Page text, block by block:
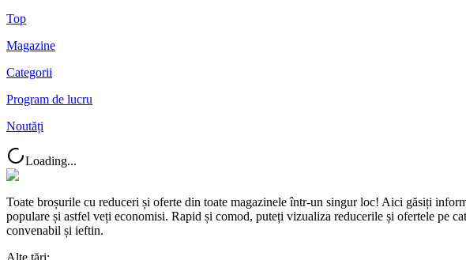
Top
Magazine
Categorii
Program de lucru
Noutăți
Loading...
Toate broșurile cu reduceri și oferte din toate magazinele într-un singur loc! Aici găsiți
populare și astfel veți economisi. Rapid și comod, puteți vizualiza reducerile și ofertele pe
convenabil și ieftin.